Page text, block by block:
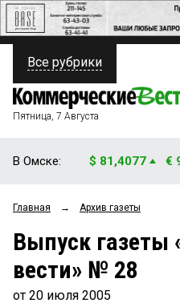
ПОЛИТИКА
ФИНАНСЫ
ОБЩЕСТВО
ЗАКОН
Все рубрики
Пятница, 7 Августа
В Омске: $ 81,4077 €
Главная → Архив газеты
Выпуск газеты
вести» № 28
от 20 июля 2005